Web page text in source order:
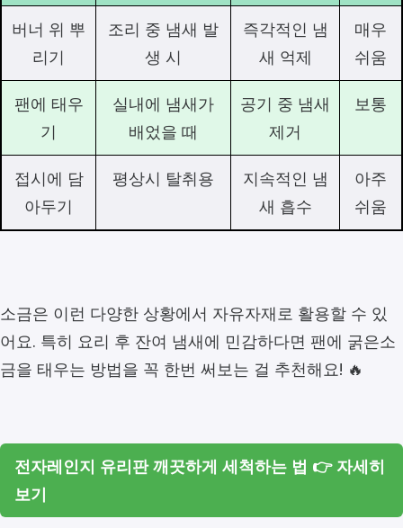
버너 위 뿌
리기
조리 중 냄새 발
생 시
즉각적인 냄
새 억제
매우
쉬움
팬에 태우
기
실내에 냄새가
배었을 때
공기 중 냄새
제거
보통
접시에 담
아두기
평상시 탈취용
지속적인 냄
새 흡수
아주
쉬움
소금은 이런 다양한 상황에서 자유자재로 활용할 수 있
어요. 특히 요리 후 잔여 냄새에 민감하다면 팬에 굵은소
금을 태우는 방법을 꼭 한번 써보는 걸 추천해요! 🔥
전자레인지 유리판 깨끗하게 세척하는 법 👉 자세히
보기